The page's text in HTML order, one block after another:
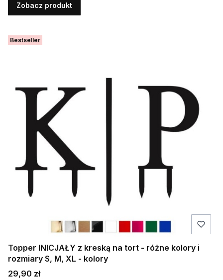
Zobacz produkt
Bestseller
Topper INICJAŁY z kreską na tort - różne kolory i
rozmiary S, M, XL - kolory
Cena
29,90 zł